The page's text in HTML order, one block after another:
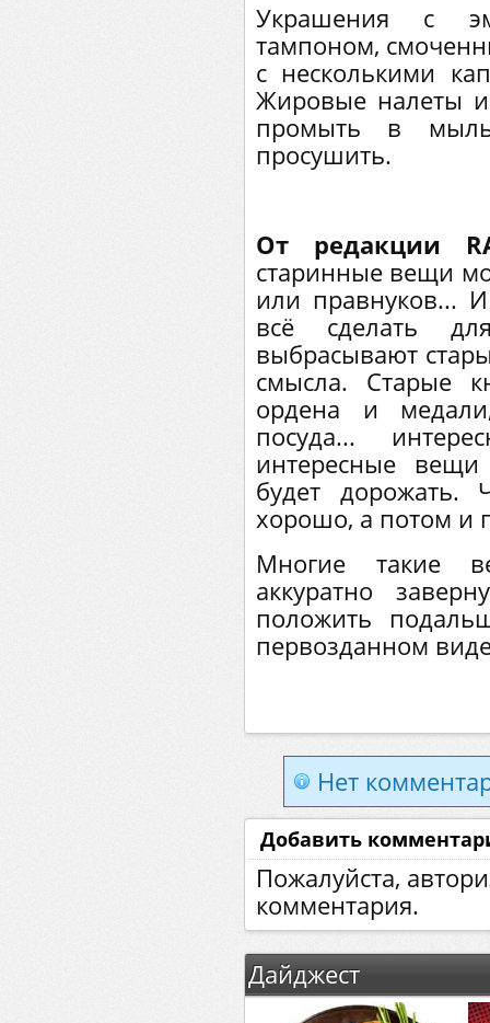
Украшения с
тампоном,
с несколькими
Жировые налеты
промыть в
просушить.
От редакции
старинные вещи
или правнуков...
всё сделать
выбрасывают
смысла. Старые
ордена и
посуда...
интересные
будет дорожать.
хорошо, а потом и
Многие такие
аккуратно
положить
первозданном
Нет
Добавить
Пожалуйста,
комментария.
Дайджест